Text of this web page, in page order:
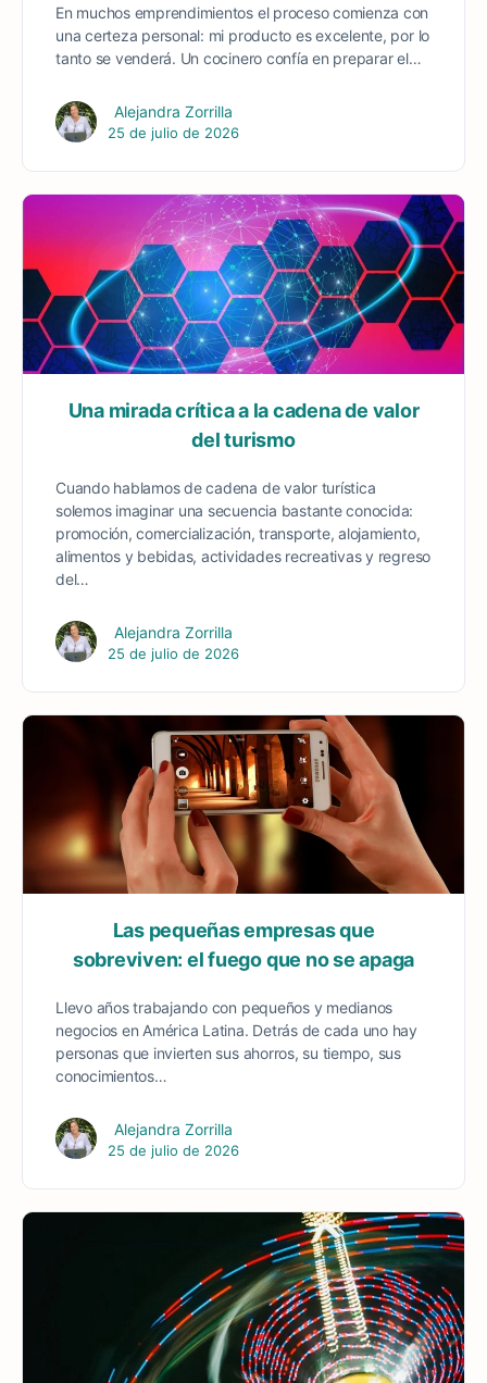
En muchos emprendimientos el proceso comienza con
una certeza personal: mi producto es excelente, por lo
tanto se venderá. Un cocinero confía en preparar el…
Alejandra Zorrilla
25 de julio de 2026
Una mirada crítica a la cadena de valor
del turismo
Cuando hablamos de cadena de valor turística
solemos imaginar una secuencia bastante conocida:
promoción, comercialización, transporte, alojamiento,
alimentos y bebidas, actividades recreativas y regreso
del…
Alejandra Zorrilla
25 de julio de 2026
Las pequeñas empresas que
sobreviven: el fuego que no se apaga
Llevo años trabajando con pequeños y medianos
negocios en América Latina. Detrás de cada uno hay
personas que invierten sus ahorros, su tiempo, sus
conocimientos…
Alejandra Zorrilla
25 de julio de 2026